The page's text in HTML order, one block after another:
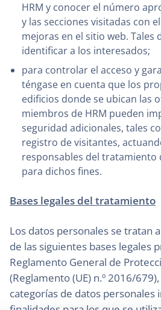
HRM y conocer el número
y las secciones visitadas con
mejoras en el sitio web. Tales
identificar a los interesados;
para controlar el acceso y
téngase en cuenta que los
edificios donde se ubican las
miembros de HRM pueden
seguridad adicionales, tales
registro de visitantes,
responsables del tratamiento
para dichos fines.
Bases legales del tratamiento
Los datos personales se tratan
de las siguientes bases legales
Reglamento General de
(Reglamento (UE) n.º 2016/
categorías de datos personales